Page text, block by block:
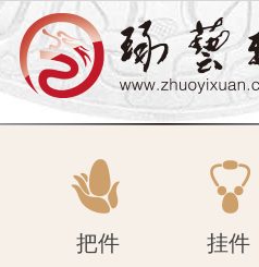
轻奢 名作
把件 挂件